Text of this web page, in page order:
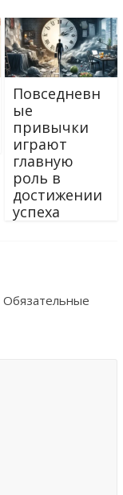
Повседневн
ые
привычки
играют
главную
роль в
достижении
успеха
Обязательные